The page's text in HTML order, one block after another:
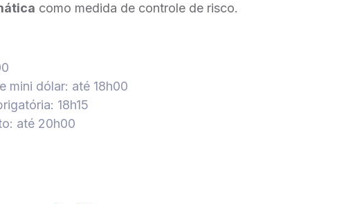
como medida de controle de risco.
mini dólar: até 18h00
18h15
até 20h00